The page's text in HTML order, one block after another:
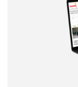
Correo
Tipo de